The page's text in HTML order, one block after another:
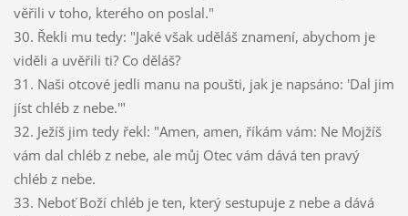
věřili v toho, kterého on poslal."
30. Řekli mu tedy: "Jaké však uděláš znamení, abychom je
viděli a uvěřili ti? Co děláš?
31. Naši otcové jedli manu na poušti, jak je napsáno: 'Dal jim
jíst chléb z nebe.'"
32. Ježíš jim tedy řekl: "Amen, amen, říkám vám: Ne Mojžíš
vám dal chléb z nebe, ale můj Otec vám dává ten pravý
chléb z nebe.
33. Neboť Boží chléb je ten, který sestupuje z nebe a dává